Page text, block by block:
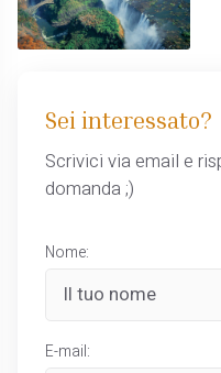
Sei interessato?
Scrivici via email e
domanda ;)
Nome:
E-mail: